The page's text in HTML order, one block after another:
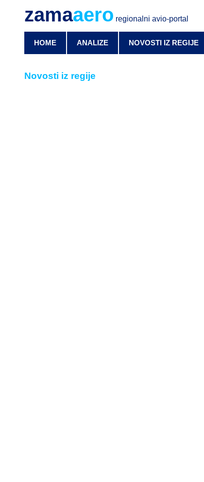
zamaaero regionalni avio-portal
HOME ANALIZE NOVOSTI IZ REGIJE
Novosti iz regije